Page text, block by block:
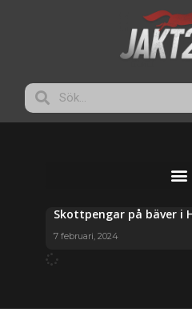
Skottpengar på bäver i
7 februari, 2024